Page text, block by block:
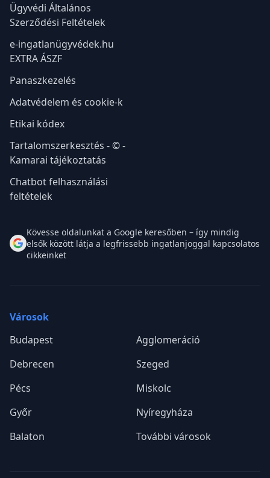
Ügyvédi Általános
Szerződési Feltételek
e-ingatlanügyvédek.hu
EXTRA ÁSZF
Panaszkezelés
Adatvédelem és cookie-k
Etikai kódex
Tartalomszerkesztés - © -
Kamarai tájékoztatás
Chatbot felhasználási
feltételek
Kövesse oldalunkat a Google keresőben – így mindig
elsők között látja a legfrissebb ingatlanjoggal kapcsolatos
cikkeinket
Városok
Budapest
Agglomeráció
Debrecen
Szeged
Pécs
Miskolc
Győr
Nyíregyháza
Balaton
További városok